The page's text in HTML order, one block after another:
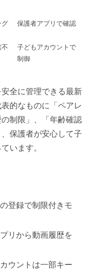
グ 保護者アプリで確認
子どもアカウントで
制御
全に管理できる最新
的なものに「ペアレ
制限」、「年齢確認
保護者が安心して子
います。
登録で制限付きモ
リから動画履歴を
ウントは一部キー